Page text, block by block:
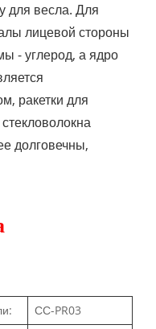
для весла. Для
лицевой стороны
- углерод, а ядро
ракетки для
долговечны,
СС-PR03